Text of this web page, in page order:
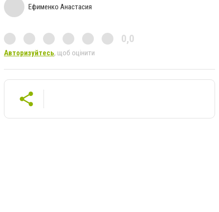
Ефименко Анастасия
0,0
Авторизуйтесь, щоб оцінити